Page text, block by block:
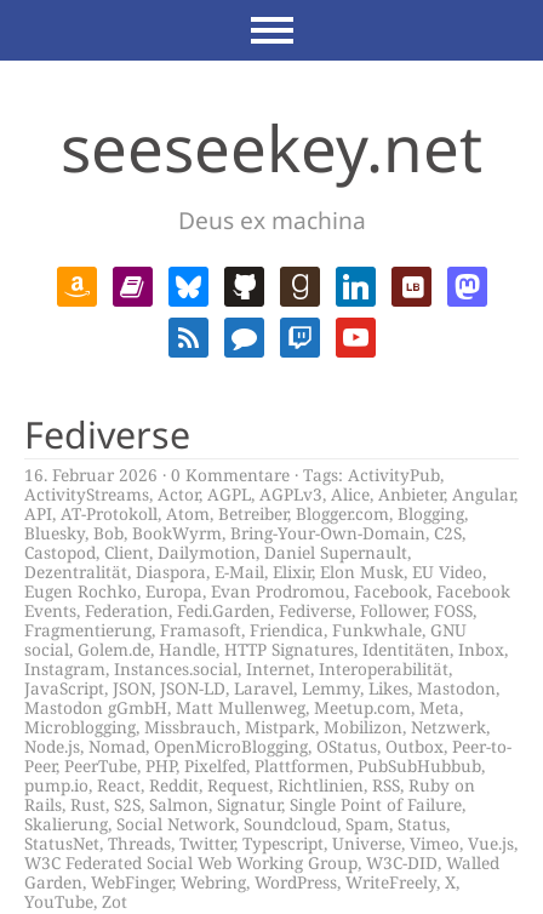
seeseekey.net
Deus ex machina
Fediverse
16. Februar 2026 0 Kommentare Tags: ActivityPub,
ActivityStreams, Actor, AGPL, AGPLv3, Alice, Anbieter, Angular,
API, AT-Protokoll, Atom, Betreiber, Blogger.com, Blogging,
Bluesky, Bob, BookWyrm, Bring-Your-Own-Domain, C2S,
Castopod, Client, Dailymotion, Daniel Supernault,
Dezentralität, Diaspora, E-Mail, Elixir, Elon Musk, EU Video,
Eugen Rochko, Europa, Evan Prodromou, Facebook, Facebook
Events, Federation, Fedi.Garden, Fediverse, Follower, FOSS,
Fragmentierung, Framasoft, Friendica, Funkwhale, GNU
social, Golem.de, Handle, HTTP Signatures, Identitäten, Inbox,
Instagram, Instances.social, Internet, Interoperabilität,
JavaScript, JSON, JSON-LD, Laravel, Lemmy, Likes, Mastodon,
Mastodon gGmbH, Matt Mullenweg, Meetup.com, Meta,
Microblogging, Missbrauch, Mistpark, Mobilizon, Netzwerk,
Node.js, Nomad, OpenMicroBlogging, OStatus, Outbox, Peer-to-
Peer, PeerTube, PHP, Pixelfed, Plattformen, PubSubHubbub,
pump.io, React, Reddit, Request, Richtlinien, RSS, Ruby on
Rails, Rust, S2S, Salmon, Signatur, Single Point of Failure,
Skalierung, Social Network, Soundcloud, Spam, Status,
StatusNet,Threads, Twitter, Typescript, Universe, Vimeo, Vue.js,
W3C Federated Social Web Working Group, W3C-DID, Walled
Garden, WebFinger, Webring, WordPress, WriteFreely, X,
YouTube, Zot